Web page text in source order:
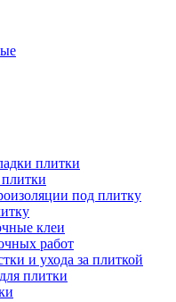
плитки
под плитку
клеи
работ
и ухода за плиткой
плитки